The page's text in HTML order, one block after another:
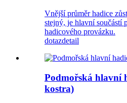
Vnější průměr hadice
stejný, je hlavní součástí
hadicového provázku.
dotazdetail
Podmořská hlavní
kostra)